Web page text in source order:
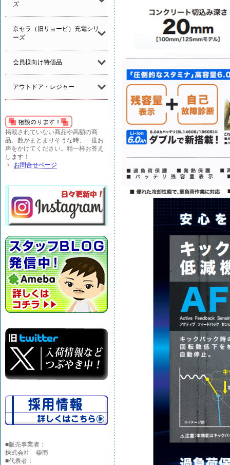
ズ
京セラ（旧リョービ）充電シリ
ーズ
会員様向け特価品
アウトドア・レジャー
掲載されていない商品や高額の商
品、数がまとまりそうな時、一度お
声をかけてください。精一杯お答え
します！
お問合せページ
■販売事業者：
株式会社 柴商
■代表者：